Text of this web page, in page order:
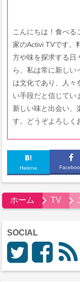
こんにちは！食べる
家のActivi TVです。
方や味を探求する日
ら、私は常に新しい
は文化であり、人々
い手段だと信じてい
新しい味と出会い、
す。どうぞよろしく
Hatena
ホーム TV
SOCIAL